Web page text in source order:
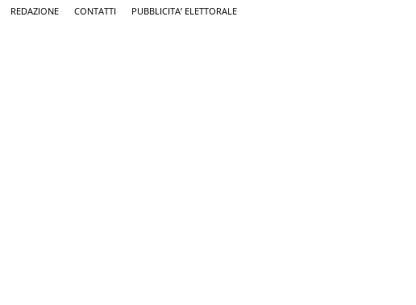
REDAZIONE CONTATTI PUBBLICITA’ ELETTORALE